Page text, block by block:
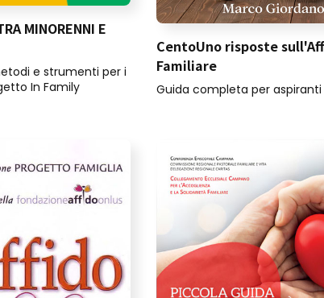
MINORENNI E
e strumenti per i
In Family
CentoUno risposte
Familiare
Guida completa per